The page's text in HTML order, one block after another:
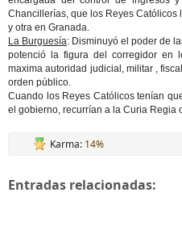
Chancillerías, que los Reyes
y otra en Granada.
La Burguesía: Disminuyó el poder de
potenció la figura del corregidor en
maxima autoridad judicial, militar ,
orden público.
Cuando los Reyes Católicos tenían
el gobierno, recurrían a la Curia Regia
Karma: 14%
Entradas relacionadas: